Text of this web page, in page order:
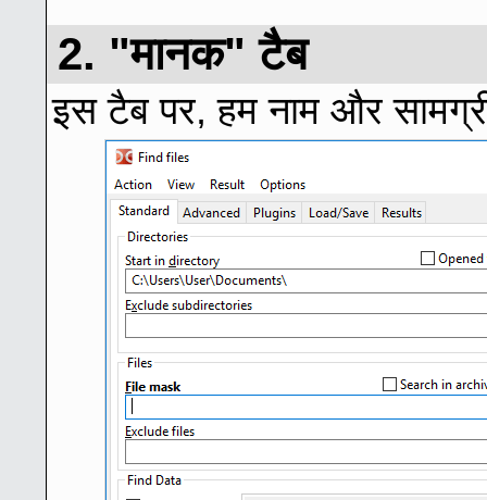
2. "मानक" टैब
इस टैब पर, हम नाम और